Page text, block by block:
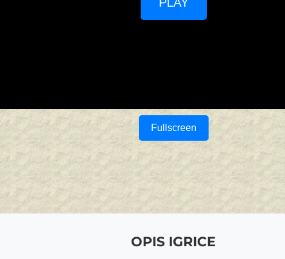
Fullscreen
OPIS IGRICE